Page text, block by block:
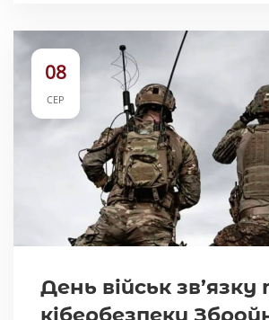
08
СЕР
День військ зв’язку
кібербезпеки